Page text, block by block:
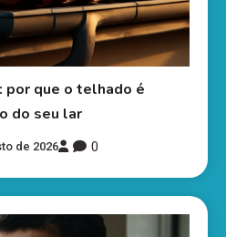
por que o telhado é
do seu lar
de 2026 0